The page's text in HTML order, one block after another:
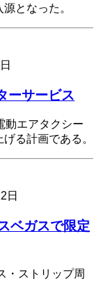
となった。
ーサービス
動エアタクシー
る計画である。
日
ベガスで限定
・ストリップ周